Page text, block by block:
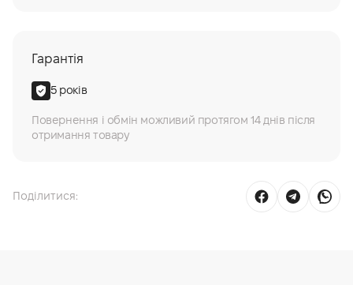
Гарантія
5 років
Повернення і обмін можливий протягом 14 днів після
отримання товару
Поділитися: